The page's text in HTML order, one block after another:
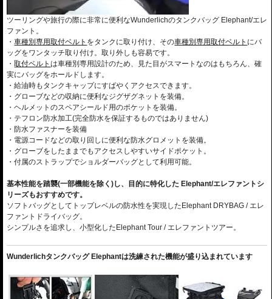
ツーリングや旅行の際に非常に便利なWunderlichのタンクバッグ Elephant/エレ
ファント。
・車種別専用取付ベルト をタンクに取り付け、その車種別専用取付ベルト にバ
ッグをワンタッチ取り付け。取り外しも容易です。
・取付ベルトは車種別専用設計のため、見た目がスマートなのはもちろん、確
実にバッグをホールドします。
・給油時もタンクキャップにすばやくアクセスできます。
・グローブなどの収納に便利なジグザグネットを装備。
・ヘルメットのスペアシールド用のポケットを装備。
・テフロン防水加工(完全防水を保証するものではありません)
・防水ファスナーを装備
・電源コードなどの取り回しに便利な防水グロメットを装備。
・グローブをしたままでもアクセスしやすいサイドポケット。
・付属のストラップでショルダーバッグとして利用可能。
基本性能を踏襲(一部機能を除く)し、目的に特化した Elephant/エレファントシ
リーズもおすすめです。
ソフトバッグとしてトップレベルの防水性を実現したElephant DRYBAG / エレ
ファントドライバッグ。
シンプルさを追求し、小型化したElephant Tour / エレファントツアー。
Wunderlichタンクバッグ Elephantは洗練された機能が盛り込まれています